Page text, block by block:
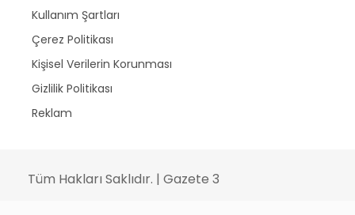
Kullanım Şartları
Çerez Politikası
Kişisel Verilerin Korunması
Gizlilik Politikası
Reklam
Tüm Hakları Saklıdır. | Gazete 3